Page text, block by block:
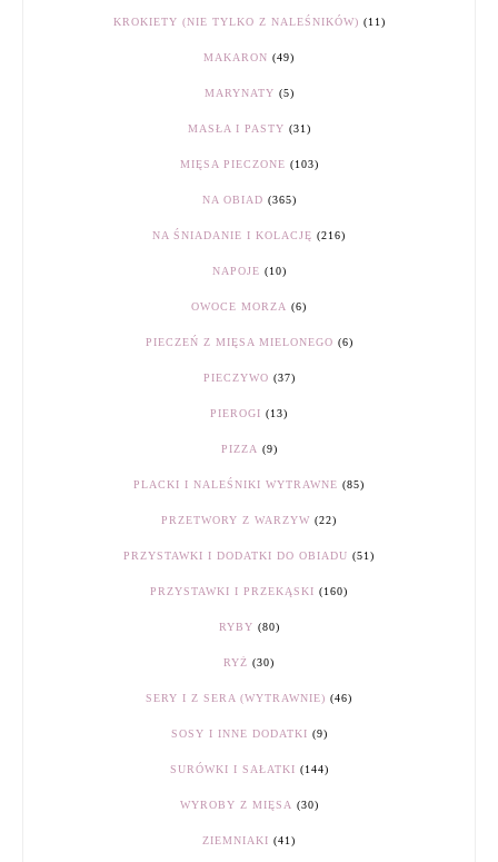
KROKIETY (NIE TYLKO Z NALEŚNIKÓW) (11)
MAKARON (49)
MARYNATY (5)
MASŁA I PASTY (31)
MIĘSA PIECZONE (103)
NA OBIAD (365)
NA ŚNIADANIE I KOLACJĘ (216)
NAPOJE (10)
OWOCE MORZA (6)
PIECZEŃ Z MIĘSA MIELONEGO (6)
PIECZYWO (37)
PIEROGI (13)
PIZZA (9)
PLACKI I NALEŚNIKI WYTRAWNE (85)
PRZETWORY Z WARZYW (22)
PRZYSTAWKI I DODATKI DO OBIADU (51)
PRZYSTAWKI I PRZEKĄSKI (160)
RYBY (80)
RYŻ (30)
SERY I Z SERA (WYTRAWNIE) (46)
SOSY I INNE DODATKI (9)
SURÓWKI I SAŁATKI (144)
WYROBY Z MIĘSA (30)
ZIEMNIAKI (41)